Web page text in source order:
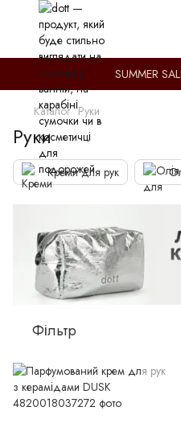
SUMMER
Каталог Руки
Руки
Креми для рук
Фільтр